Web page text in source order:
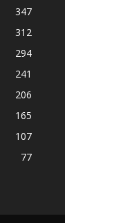
347
312
294
241
206
165
107
77